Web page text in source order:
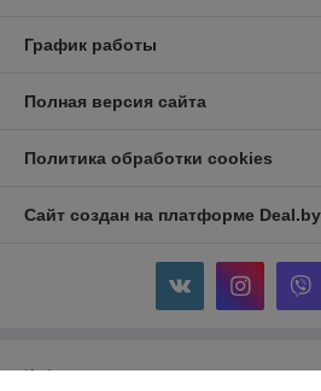
График работы
Полная версия сайта
Политика обработки cookies
Сайт создан на платформе Deal.by
Информация для покупателя